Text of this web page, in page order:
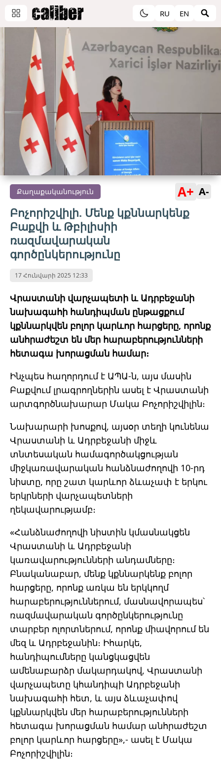
RU EN
Քաղաքականություն A+ A-
Բոչորիշվիլի. Մենք կքննարկենք
Բաքվի և Թբիլիսիի
ռազմավարական
գործընկերությունը
17 Հունվարի 2025 12:33
Վրաստանի վարչապետի և Ադրբեջանի
նախագահի հանդիպման ընթացքում
կքննարկվեն բոլոր կարևոր հարցերը, որոնք
անհրաժեշտ են մեր հարաբերությունների
հետագա խորացման համար։
Ինչպես հաղորդում է ԱՊԱ-ն, այս մասին
Բաքվում լրագրողներին ասել է Վրաստանի
արտգործնախարար Մակա Բոչորիշվիլին։
Նախարարի խոսքով, այսօր տեղի կունենա
Վրաստանի և Ադրբեջանի միջև
տնտեսական համագործակցության
միջկառավարական հանձնաժողովի 10-րդ
նիստը, որը շատ կարևոր ձևաչափ է երկու
երկրների վարչապետների
ղեկավարությամբ։
«Հանձնաժողովի նիստին կմասնակցեն
Վրաստանի և Ադրբեջանի
կառավարությունների անդամները։
Բնականաբար, մենք կքննարկենք բոլոր
հարցերը, որոնք առկա են երկկողմ
հարաբերություններում, մասնավորապես՝
ռազմավարական գործընկերությունը
տարբեր ոլորտներում, որոնք միավորում են
մեզ և Ադրբեջանին։ Իհարկե,
հանդիպումները կանցկացվեն
ամենաբարձր մակարդակով, Վրաստանի
վարչապետը կհանդիպի Ադրբեջանի
նախագահի հետ, և այս ձևաչափով
կքննարկվեն մեր հարաբերությունների
հետագա խորացման համար անհրաժեշտ
բոլոր կարևոր հարցերը»,- ասել է Մակա
Բոչորիշվիլին։